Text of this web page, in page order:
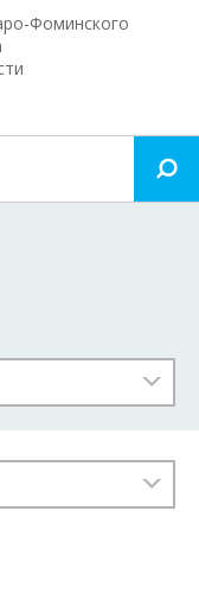
Фоминского